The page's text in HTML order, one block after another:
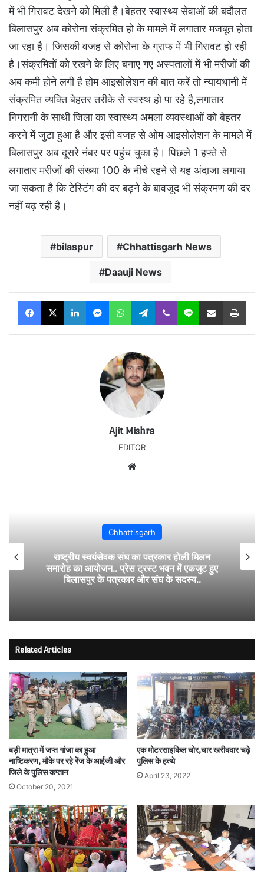
में भी गिरावट देखने को मिली है।बेहतर स्वास्थ्य सेवाओं की बदौलत
बिलासपुर अब कोरोना संक्रमित हो के मामले में लगातार मजबूत होता
जा रहा है। जिसकी वजह से कोरोना के ग्राफ में भी गिरावट हो रही
है।संक्रमितों को रखने के लिए बनाए गए अस्पतालों में भी मरीजों की
अब कमी होने लगी है होम आइसोलेशन की बात करें तो न्यायधानी में
संक्रमित व्यक्ति बेहतर तरीके से स्वस्थ हो पा रहे है,लगातार
निगरानी के साथी जिला का स्वास्थ्य अमला व्यवस्थाओं को बेहतर
करने में जुटा हुआ है और इसी वजह से ओम आइसोलेशन के मामले में
बिलासपुर अब दूसरे नंबर पर पहुंच चुका है। पिछले 1 हफ्ते से
लगातार मरीजों की संख्या 100 के नीचे रहने से यह अंदाजा लगाया
जा सकता है कि टेस्टिंग की दर बढ़ने के बावजूद भी संक्रमण की दर
नहीं बढ़ रही है।
bilaspur Chhattisgarh News
Daauji News
Facebook
X LinkedInMessengerWhatsAppTelegram
Viber Line Share via Email Print
Ajit Mishra
EDITOR
Chhattisgarh
राष्ट्रीय स्वयंसेवक संघ का पत्रकार होली मिलन
समारोह का आयोजन.. प्रेस ट्रस्ट भवन में एकजुट हुए
बिलासपुर के पत्रकार और संघ के सदस्य..
Related Articles
बड़ी मात्रा में जप्त गांजा का हुआ
नाष्टिकरण, मौके पर रहे रेंज के आईजी और
जिले के पुलिस कप्तान
October 20, 2021
एक मोटरसाइकिल चोर,चार खरीददार चढ़े
पुलिस के हत्थे
April 23, 2022